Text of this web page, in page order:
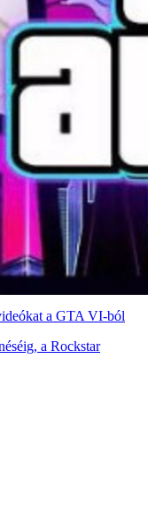
a GTA VI-ból
a Rockstar